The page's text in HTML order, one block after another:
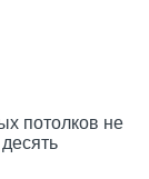
потолков не